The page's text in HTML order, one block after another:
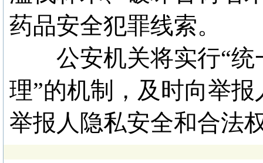
药品安全犯罪线索。
公安机关将实行“统
理”的机制，及时向举
举报人隐私安全和合法